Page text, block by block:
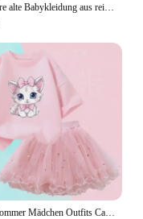
0-5 Jahre alte Babykleidung aus reiner Baumwolle mit langen Ärmeln, Heimkleidung für Jungen, reine Baumwolle, Mädchen-Baby-T-Shirt, lange Hosen, Pyjama-Set
Nette Sommer Mädchen Outfits Cartoon Katze T-shirt und Tutu Rock 2 teil/satz Mädchen Prinzessin Kleidung Anzug Kinder Geburtstag Kleidung